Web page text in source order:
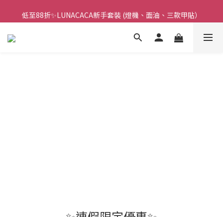
🌟指甲油新手入門優惠🌟低至85折
低至88折✨LUNACACA新手套裝 (燈機、面油、三款甲貼）
🌟指甲油新手入門優惠🌟低至85折